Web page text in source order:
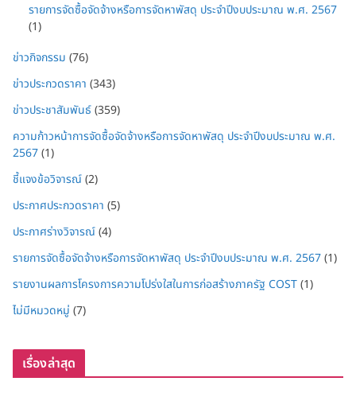
รายการจัดซื้อจัดจ้างหรือการจัดหาพัสดุ ประจำปีงบประมาณ พ.ศ. 2567
(1)
ข่าวกิจกรรม (76)
ข่าวประกวดราคา (343)
ข่าวประชาสัมพันธ์(359)
ความก้าวหน้าการจัดซื้อจัดจ้างหรือการจัดหาพัสดุ ประจำปีงบประมาณ พ.ศ.
2567(1)
ชี้แจงข้อวิจารณ์(2)
ประกาศประกวดราคา (5)
ประกาศร่างวิจารณ์(4)
รายการจัดซื้อจัดจ้างหรือการจัดหาพัสดุ ประจำปีงบประมาณ พ.ศ. 2567(1)
รายงานผลการโครงการความโปร่งใสในการก่อสร้างภาครัฐ COST(1)
ไม่มีหมวดหมู่ (7)
เรื่องล่าสุด